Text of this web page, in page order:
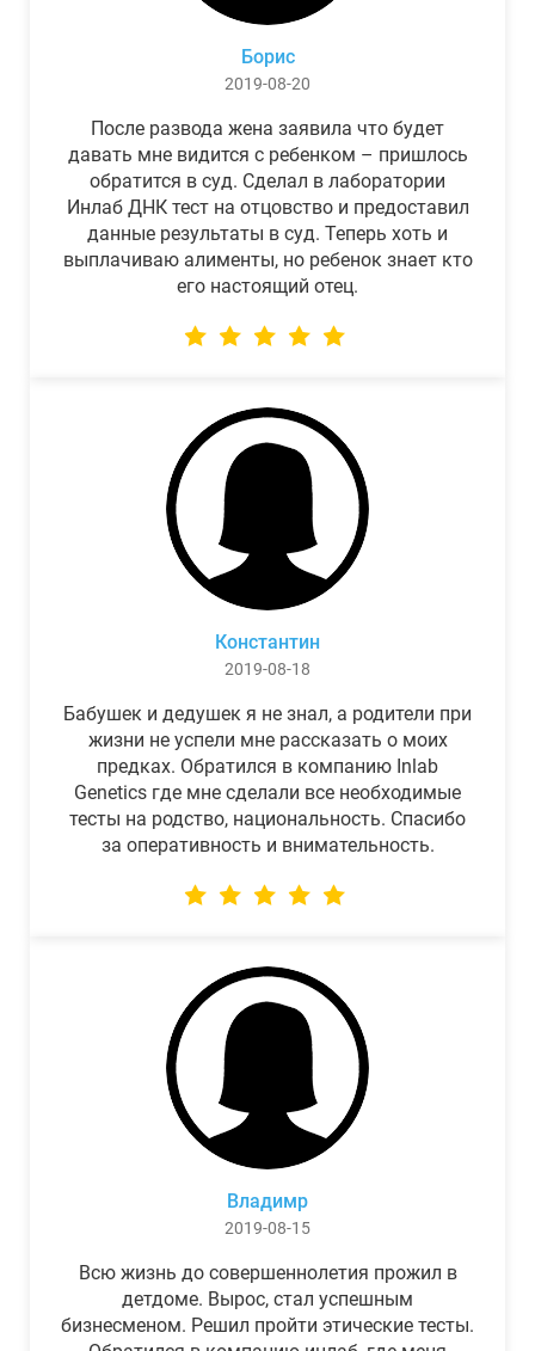
Борис
2019-08-20
После развода жена заявила что будет
давать мне видится с ребенком – пришлось
обратится в суд. Сделал в лаборатории
Инлаб ДНК тест на отцовство и предоставил
данные результаты в суд. Теперь хоть и
выплачиваю алименты, но ребенок знает кто
его настоящий отец.
Константин
2019-08-18
Бабушек и дедушек я не знал, а родители при
жизни не успели мне рассказать о моих
предках. Обратился в компанию Inlab
Genetics где мне сделали все необходимые
тесты на родство, национальность. Спасибо
за оперативность и внимательность.
Владимр
2019-08-15
Всю жизнь до совершеннолетия прожил в
детдоме. Вырос, стал успешным
бизнесменом. Решил пройти этические тесты.